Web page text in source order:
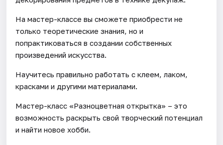
На мастер-классе вы сможете приобрести не
только теоретические знания, но и
попрактиковаться в создании собственных
произведений искусства.
Научитесь правильно работать с клеем, лаком,
красками и другими материалами.
Мастер-класс «Разноцветная открытка» – это
возможность раскрыть свой творческий потенциал
и найти новое хобби.